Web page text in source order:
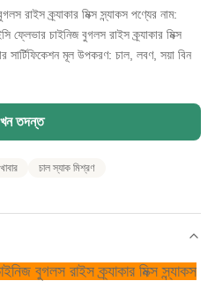
রাইস ক্র্যাকার মিক্স স্ন্যাকস পণ্যের নাম:
ফ্লেভার চাইনিজ বুগলস রাইস ক্র্যাকার মিক্স
সার্টিফিকেশন মূল উপকরণ: চাল, লবণ, সয়া বিন
তদন্ত
চাল স্যাক মিশ্রণ
বুগলস রাইস ক্র্যাকার মিক্স স্ন্যাকস